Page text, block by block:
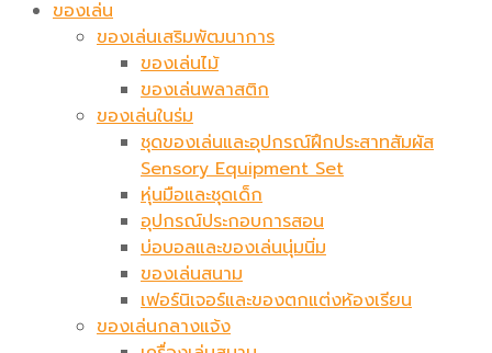
ของเล่น
ของเล่นเสริมพัฒนาการ
ของเล่นไม้
ของเล่นพลาสติก
ของเล่นในร่ม
ชุดของเล่นและอุปกรณ์ฝึกประสาทสัมผัส
Sensory Equipment Set
หุ่นมือและชุดเด็ก
อุปกรณ์ประกอบการสอน
บ่อบอลและของเล่นนุ่มนิ่ม
ของเล่นสนาม
เฟอร์นิเจอร์และของตกแต่งห้องเรียน
ของเล่นกลางแจ้ง